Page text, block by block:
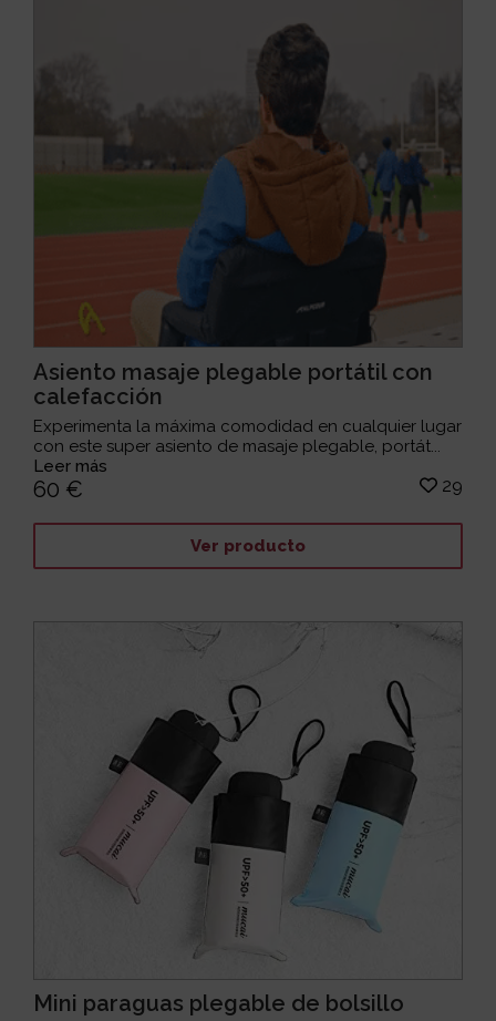
Asiento masaje plegable portátil con
calefacción
Experimenta la máxima comodidad en cualquier lugar
con este super asiento de masaje plegable, portát...
Leer más
60 € 29
Ver producto
Mini paraguas plegable de bolsillo